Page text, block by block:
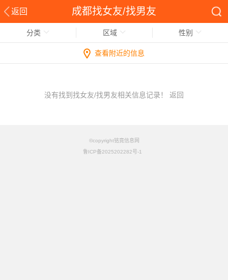
返回 成都找女友/找男友
分类 区域 性别
查看附近的信息
没有找到找女友/找男友相关信息记录！ 返回
©copyright铭竟信息网
鲁ICP备2025202282号-1